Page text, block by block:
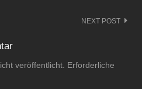
NEXT POST
veröffentlicht. Erforderliche